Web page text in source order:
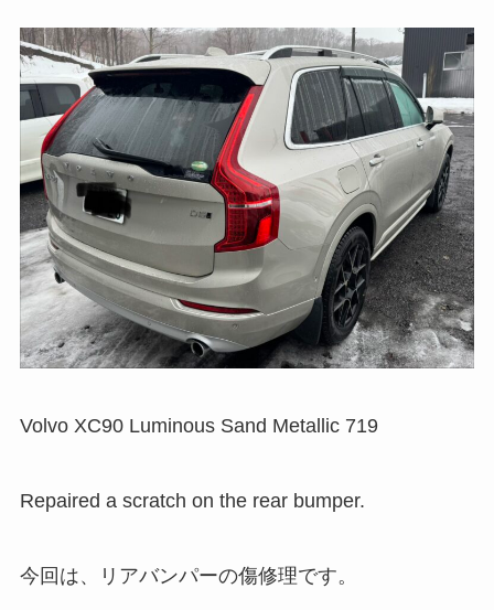
Volvo XC90 Luminous Sand Metallic 719
Repaired a scratch on the rear bumper.
今回は、リアバンパーの傷修理です。